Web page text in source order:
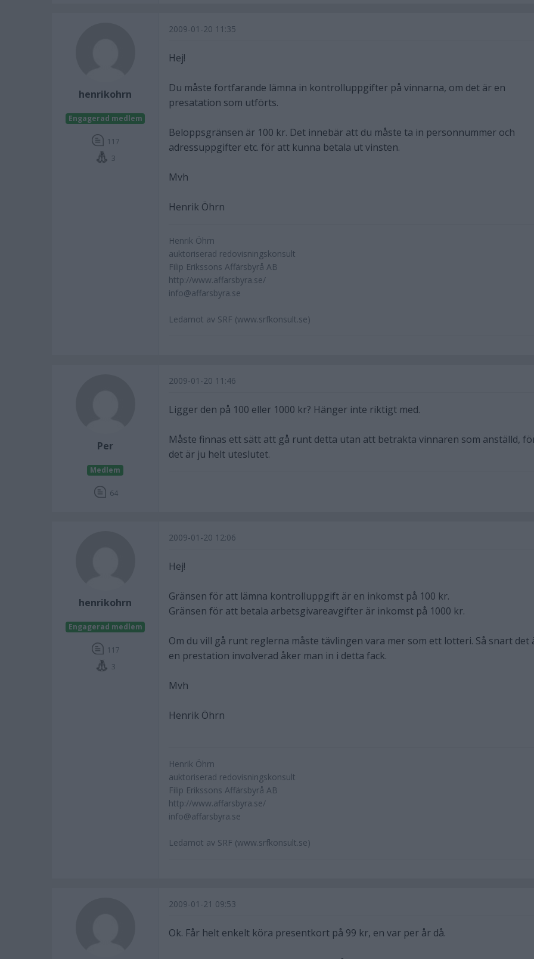
henrikohrn
Engagerad medlem
117
3
2009-01-20 11:35
Hej!
Du måste fortfarande lämna in kontrolluppgifter på vinnarna, om det är en
presatation som utförts.
Beloppsgränsen är 100 kr. Det innebär att du måste ta in personnummer och
adressuppgifter etc. för att kunna betala ut vinsten.
Mvh
Henrik Öhrn
Henrik Öhrn
auktoriserad redovisningskonsult
Filip Erikssons Affärsbyrå AB
http://www.affarsbyra.se/
info@affarsbyra.se
Ledamot av SRF (www.srfkonsult.se)
Per
Medlem
64
2009-01-20 11:46
Ligger den på 100 eller 1000 kr? Hänger inte riktigt med.
Måste finnas ett sätt att gå runt detta utan att betrakta vinnaren som anställd,
det är ju helt uteslutet.
henrikohrn
Engagerad medlem
117
3
2009-01-20 12:06
Hej!
Gränsen för att lämna kontrolluppgift är en inkomst på 100 kr.
Gränsen för att betala arbetsgivareavgifter är inkomst på 1000 kr.
Om du vill gå runt reglerna måste tävlingen vara mer som ett lotteri. Så snart det
en prestation involverad åker man in i detta fack.
Mvh
Henrik Öhrn
Henrik Öhrn
auktoriserad redovisningskonsult
Filip Erikssons Affärsbyrå AB
http://www.affarsbyra.se/
info@affarsbyra.se
Ledamot av SRF (www.srfkonsult.se)
2009-01-21 09:53
Ok. Får helt enkelt köra presentkort på 99 kr, en var per år då.